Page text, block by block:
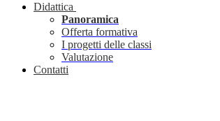
Didattica
Panoramica
Offerta formativa
I progetti delle classi
Valutazione
Contatti